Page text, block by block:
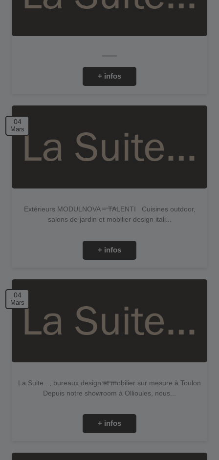
+ infos
04
Mars
Extérieurs MODULNOVA – TALENTI Cuisines outdoor,
salons de jardin et mobilier design itali...
+ infos
04
Mars
La Suite..., bureaux design et mobilier sur mesure à Toulon
Depuis notre showroom à Ollioules, nous...
+ infos